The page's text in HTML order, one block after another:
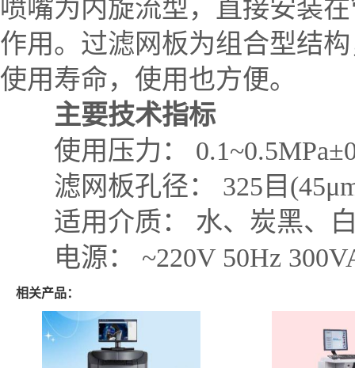
喷嘴为内旋流型，直接安装
作用。过滤网板为组合型结
使用寿命，使用也方便。
主要技术指标
使用压力：
滤网板孔径： 325目
适用介质： 水、炭黑、白
电源： ~220V 50Hz
相关产品：